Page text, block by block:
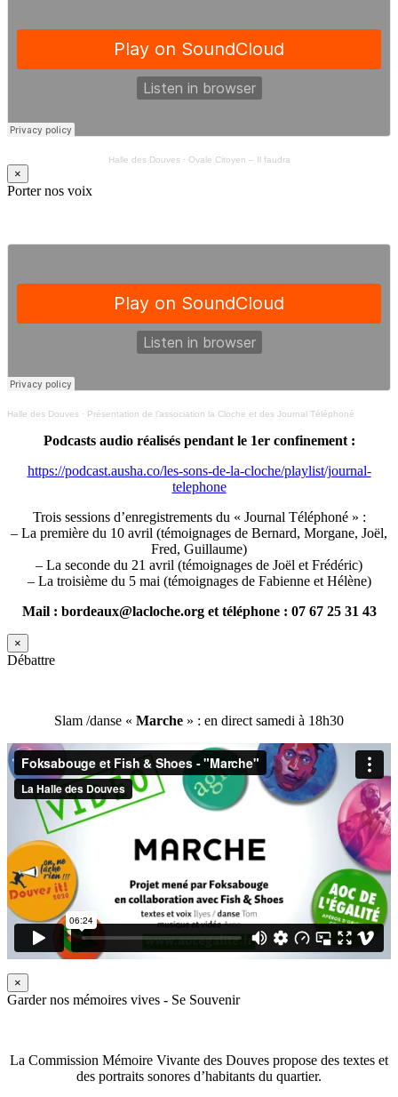
Halle des Douves· Ovale Citoyen – Il faudra
×
Porter nos voix
Halle des Douves · Présentation de l’association la Cloche et des Journal Téléphoné
Podcasts audio réalisés pendant le 1er confinement :
https://podcast.ausha.co/les-sons-de-la-cloche/playlist/journal-
telephone
Trois sessions d’enregistrements du « Journal Téléphoné » :
– La première du 10 avril (témoignages de Bernard, Morgane, Joël,
Fred, Guillaume)
– La seconde du 21 avril (témoignages de Joël et Frédéric)
– La troisième du 5 mai (témoignages de Fabienne et Hélène)
Mail : bordeaux@lacloche.org et téléphone : 07 67 25 31 43
×
Débattre
Slam /danse « Marche » : en direct samedi à 18h30
×
Garder nos mémoires vives - Se Souvenir
La Commission Mémoire Vivante des Douves propose des textes et
des portraits sonores d’habitants du quartier.